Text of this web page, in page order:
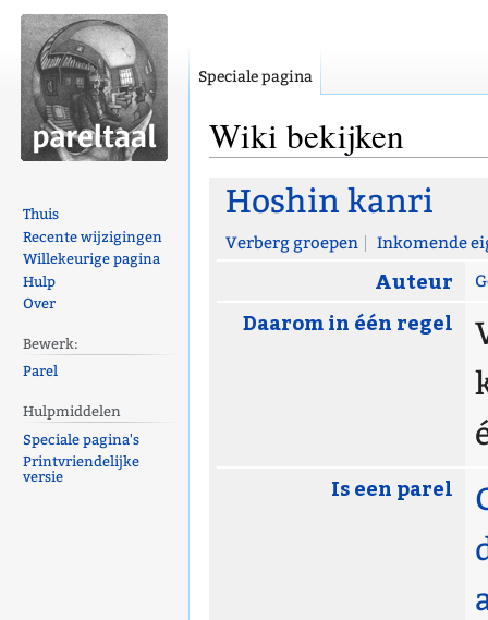
Wiki bekijken
Naar
navigatie
springen
Naar
zoeken
springen
Hoshin kanri
Verberg groepen Inkomende
Auteur
Daarom in één regel
Is een parel
Speciale pagina
Thuis
Recente wijzigingen
Willekeurige pagina
Hulp
Over
Bewerk:
Parel
Hulpmiddelen
Speciale pagina's
Printvriendelijke
versie